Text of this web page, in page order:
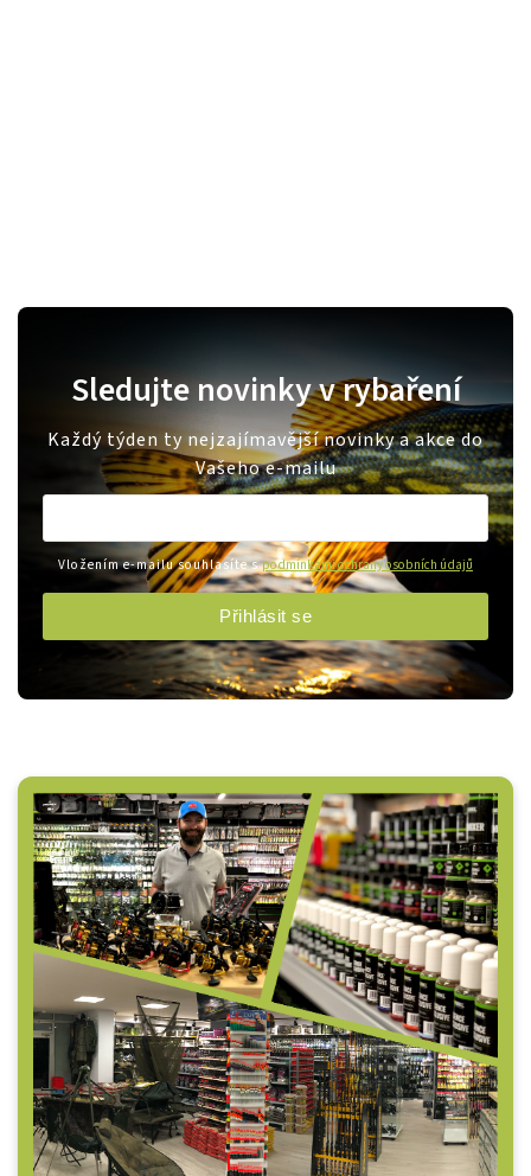
Sledujte novinky v rybaření
Každý týden ty nejzajímavější novinky a akce do
Vašeho e-mailu
Vložením e-mailu souhlasíte spodmínkami ochrany osobních údajů
Přihlásit se